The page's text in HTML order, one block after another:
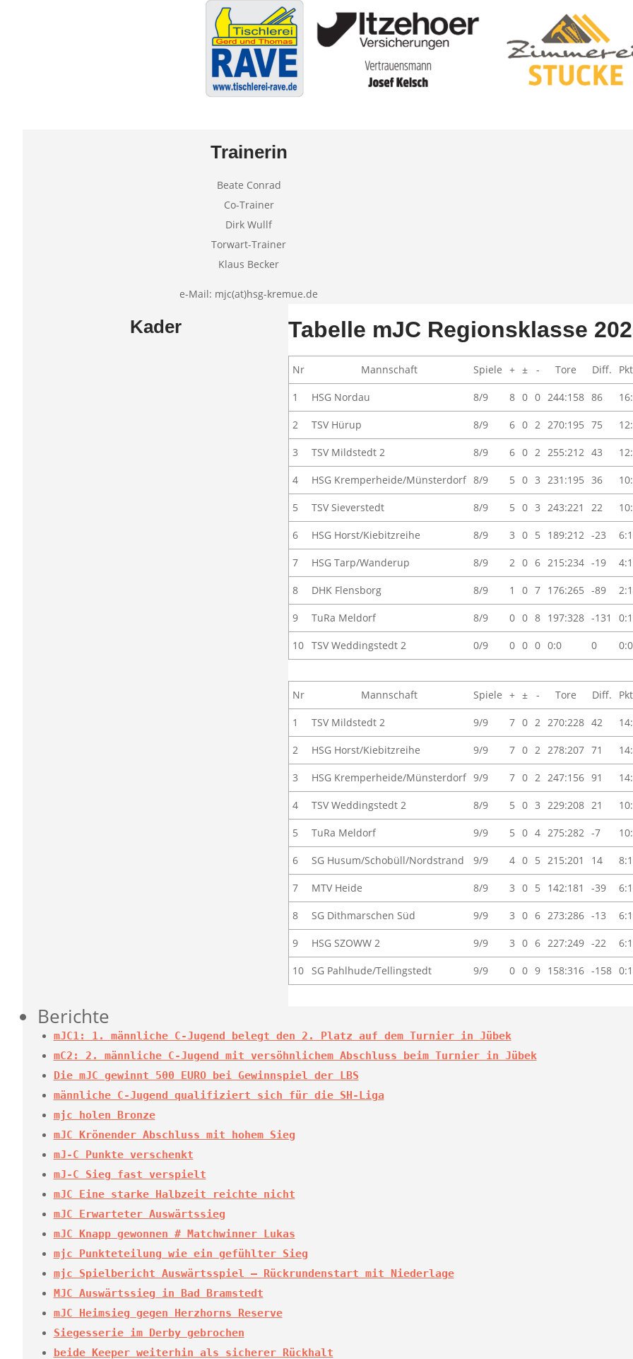
Trainerin
Beate Conrad
Co-Trainer
Dirk Wullf
Torwart-Trainer
Klaus Becker
e-Mail: mjc(at)hsg-kremue.de
Kader Tabelle mJC Regionsklasse
Nr Mannschaft Spiele + ± - Tore Diff.
1 HSG Nordau 8/9 8 0 0 244:158 86
2 TSV Hürup 8/9 6 0 2 270:195 75
3 TSV Mildstedt 2 8/9 6 0 2 255:212 43
4 HSG Kremperheide/Münsterdorf 8/9 5 0 3 231:195 36
5 TSV Sieverstedt 8/9 5 0 3 243:221 22
6 HSG Horst/Kiebitzreihe 8/9 3 0 5 189:212 -23
7 HSG Tarp/Wanderup 8/9 2 0 6 215:234 -19
8 DHK Flensborg 8/9 1 0 7 176:265 -89
9 TuRa Meldorf 8/9 0 0 8 197:328 -131
10 TSV Weddingstedt 2 0/9 0 0 0 0:0 0 0:0
Nr Mannschaft Spiele + ± - Tore Diff.
1 TSV Mildstedt 2 9/9 7 0 2 270:228 42
2 HSG Horst/Kiebitzreihe 9/9 7 0 2 278:207 71
3 HSG Kremperheide/Münsterdorf 9/9 7 0 2 247:156 91
4 TSV Weddingstedt 2 8/9 5 0 3 229:208 21
5 TuRa Meldorf 9/9 5 0 4 275:282 -7
6 SG Husum/Schobüll/Nordstrand 9/9 4 0 5 215:201 14
7 MTV Heide 8/9 3 0 5 142:181 -39
8 SG Dithmarschen Süd 9/9 3 0 6 273:286 -13
9 HSG SZOWW 2 9/9 3 0 6 227:249 -22
10 SG Pahlhude/Tellingstedt 9/9 0 0 9 158:316 -158
Berichte
mJC1: 1. männliche C-Jugend belegt den 2. Platz auf dem Turnier in Jübek
mC2: 2. männliche C-Jugend mit versöhnlichem Abschluss beim Turnier in Jübek
Die mJC gewinnt 500 EURO bei Gewinnspiel der LBS
männliche C-Jugend qualifiziert sich für die SH-Liga
mjc holen Bronze
mJC Krönender Abschluss mit hohem Sieg
mJ-C Punkte verschenkt
mJ-C Sieg fast verspielt
mJC Eine starke Halbzeit reichte nicht
mJC Erwarteter Auswärtssieg
mJC Knapp gewonnen # Matchwinner Lukas
mjc Punkteteilung wie ein gefühlter Sieg
mjc Spielbericht Auswärtsspiel – Rückrundenstart mit Niederlage
MJC Auswärtssieg in Bad Bramstedt
mJC Heimsieg gegen Herzhorns Reserve
Siegesserie im Derby gebrochen
beide Keeper weiterhin als sicherer Rückhalt